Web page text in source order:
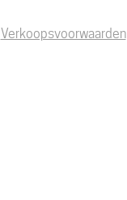
Verkoopsvoorwaarden